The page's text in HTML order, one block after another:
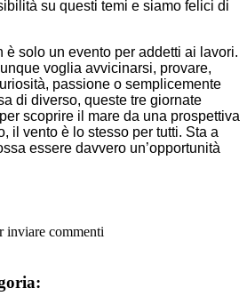
su questi temi e siamo felici di
è solo un evento per addetti ai lavori.
voglia avvicinarsi, provare,
passione o semplicemente
di diverso, queste tre giornate
scoprire il mare da una prospettiva
il vento è lo stesso per tutti. Sta a
essere davvero un’opportunità
inviare commenti